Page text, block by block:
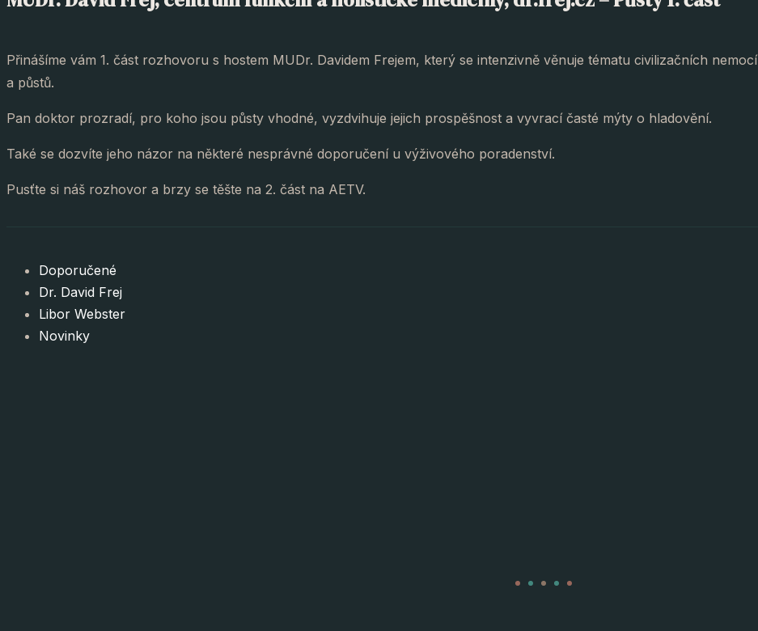
Přinášíme vám 1. část rozhovoru s hostem MUDr. Davidem Frejem, který se intenzivně věnuje tématu civilizačních nemocí
a půstů.
Pan doktor prozradí, pro koho jsou půsty vhodné, vyzdvihuje jejich prospěšnost a vyvrací časté mýty o hladovění.
Také se dozvíte jeho názor na některé nesprávné doporučení u výživového poradenství.
Pusťte si náš rozhovor a brzy se těšte na 2. část na AETV.
Doporučené
Dr. David Frej
Libor Webster
Novinky